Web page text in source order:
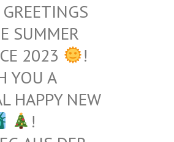
SUMMER
2023
!
YOU A
HAPPY NEW
!